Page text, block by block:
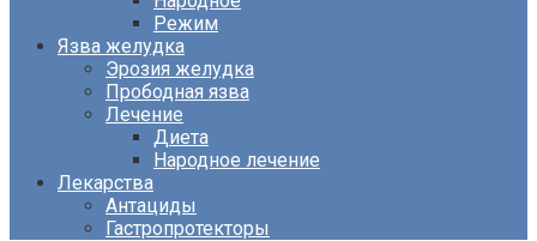
Режим
Язва желудка
Эрозия желудка
Прободная язва
Лечение
Диета
Народное лечение
Лекарства
Антациды
Гастропротекторы